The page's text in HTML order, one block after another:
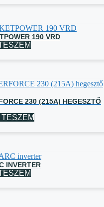
190 VRD
230 (215A) HEGESZTŐ
INVERTER